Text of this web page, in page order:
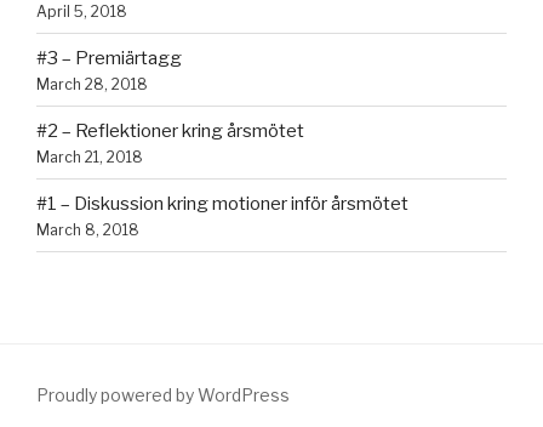
April 5, 2018
#3 – Premiärtagg
March 28, 2018
#2 – Reflektioner kring årsmötet
March 21, 2018
#1 – Diskussion kring motioner inför årsmötet
March 8, 2018
Proudly powered by WordPress